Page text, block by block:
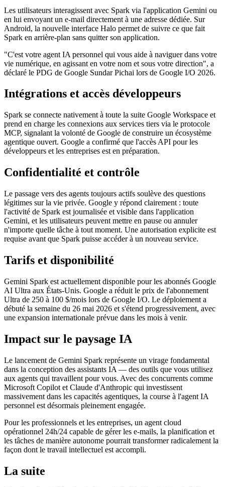
Les utilisateurs interagissent avec Spark via l'application Gemini ou
en lui envoyant un e-mail directement à une adresse dédiée. Sur
Android, la nouvelle interface Halo permet de suivre ce que fait
Spark en arrière-plan sans quitter son application.
"C'est votre agent IA personnel qui vous aide à naviguer dans votre
vie numérique, en agissant en votre nom et sous votre direction", a
déclaré le PDG de Google Sundar Pichai lors de Google I/O 2026.
Intégrations et accès développeurs
Spark se connecte nativement à toute la suite Google Workspace et
prend en charge les connexions aux services tiers via le protocole
MCP, signalant la volonté de Google de construire un écosystème
agentique ouvert. Google a confirmé que l'accès API pour les
développeurs et les entreprises est en préparation.
Confidentialité et contrôle
Le passage vers des agents toujours actifs soulève des questions
légitimes sur la vie privée. Google y répond clairement : toute
l'activité de Spark est journalisée et visible dans l'application
Gemini, et les utilisateurs peuvent mettre en pause ou annuler
n'importe quelle tâche à tout moment. Une autorisation explicite est
requise avant que Spark puisse accéder à un nouveau service.
Tarifs et disponibilité
Gemini Spark est actuellement disponible pour les abonnés Google
AI Ultra aux États-Unis. Google a réduit le prix de l'abonnement
Ultra de 250 à 100 $/mois lors de Google I/O. Le déploiement a
débuté la semaine du 26 mai 2026 et s'étend progressivement, avec
une expansion internationale prévue dans les mois à venir.
Impact sur le paysage IA
Le lancement de Gemini Spark représente un virage fondamental
dans la conception des assistants IA — des outils que vous utilisez
aux agents qui travaillent pour vous. Avec des concurrents comme
Microsoft Copilot et Claude d'Anthropic qui investissent
massivement dans les capacités agentiques, la course à l'agent IA
personnel est désormais pleinement engagée.
Pour les professionnels et les entreprises, un agent cloud
opérationnel 24h/24 capable de gérer les e-mails, la planification et
les tâches de manière autonome pourrait transformer radicalement la
façon dont le travail intellectuel est accompli.
La suite